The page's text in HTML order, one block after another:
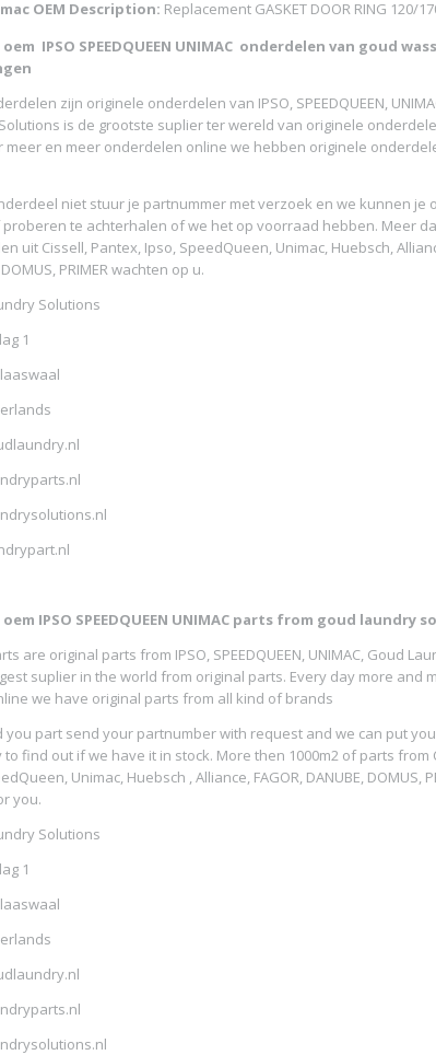
OEM Description: Replacement GASKET DOOR RING 120/
IPSO SPEEDQUEEN UNIMAC onderdelen van goud
zijn originele onderdelen van IPSO, SPEEDQUEEN,
is de grootste suplier ter wereld van originele
meer en meer onderdelen online we hebben originele
niet stuur je partnummer met verzoek en we kunnen je
te achterhalen of we het op voorraad hebben. Meer
uit Cissell, Pantex, Ipso, SpeedQueen, Unimac, Huebsch,
DOMUS, PRIMER wachten op u.
Solutions
1
IPSO SPEEDQUEEN UNIMAC parts from goud laundry
are original parts from IPSO, SPEEDQUEEN, UNIMAC, Goud
suplier in the world from original parts. Every day more and
we have original parts from all kind of brands
you part send your partnumber with request and we can put
to find out if we have it in stock. More then 1000m2 of parts from
Unimac, Huebsch , Alliance, FAGOR, DANUBE, DOMUS,
you.
Solutions
1